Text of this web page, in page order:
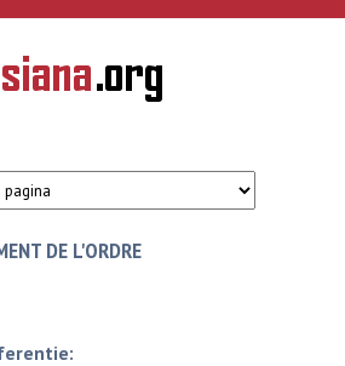
gaan
DE L'ORDRE